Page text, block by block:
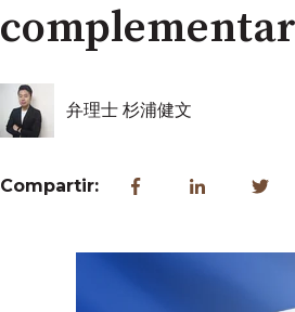
弁理士 杉浦健文
Compartir: